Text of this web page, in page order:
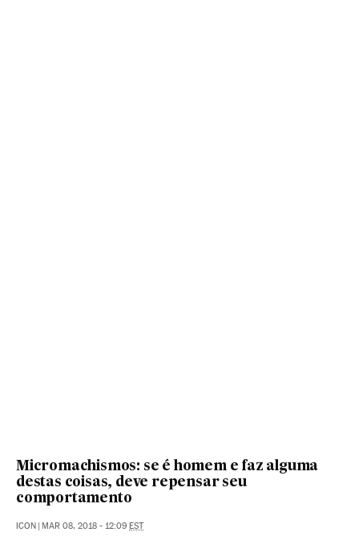
Micromachismos: se é homem e faz alguma
destas coisas, deve repensar seu
comportamento
ICON | MAR 08, 2018 - 12:09 EST